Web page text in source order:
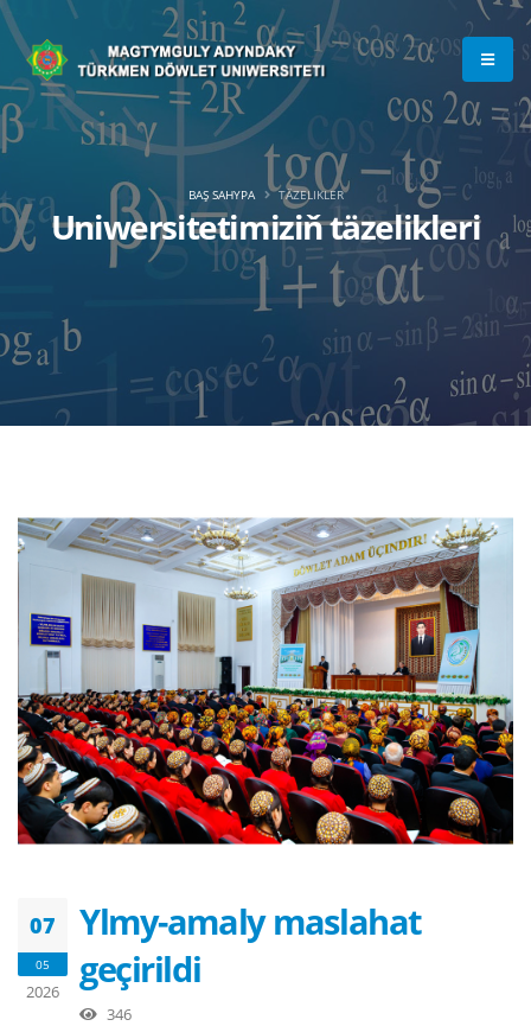
Uniwersitetimiziň täzelikleri
BAŞ SAHYPA TÄZELIKLER
07
05
2026
Ylmy-amaly maslahat
geçirildi
346